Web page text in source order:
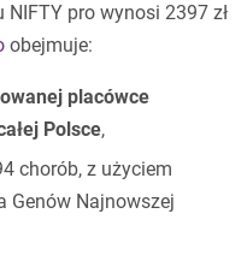
NIFTY pro wynosi 2397 zł
obejmuje:
placówce
Polsce,
chorób, z użyciem
Genów Najnowszej